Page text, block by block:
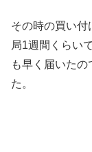
その時の買い付
局1週間くらい
も早く届いた
た。